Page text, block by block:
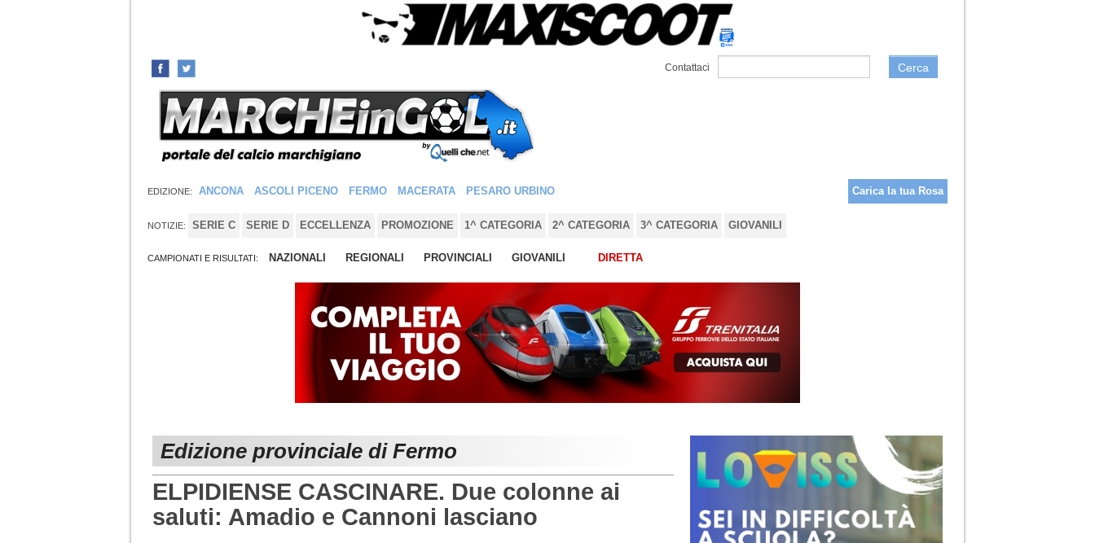
Contattaci Cerca
EDIZIONE: ANCONA ASCOLI PICENO FERMO MACERATA PESARO URBINO Carica la tua Rosa
NOTIZIE: SERIE C SERIE D ECCELLENZA PROMOZIONE 1^ CATEGORIA 2^ CATEGORIA 3^ CATEGORIA GIOVANILI
CAMPIONATI E RISULTATI: NAZIONALI REGIONALI PROVINCIALI GIOVANILI DIRETTA
Edizione provinciale di Fermo
ELPIDIENSE CASCINARE. Due colonne ai
saluti: Amadio e Cannoni lasciano